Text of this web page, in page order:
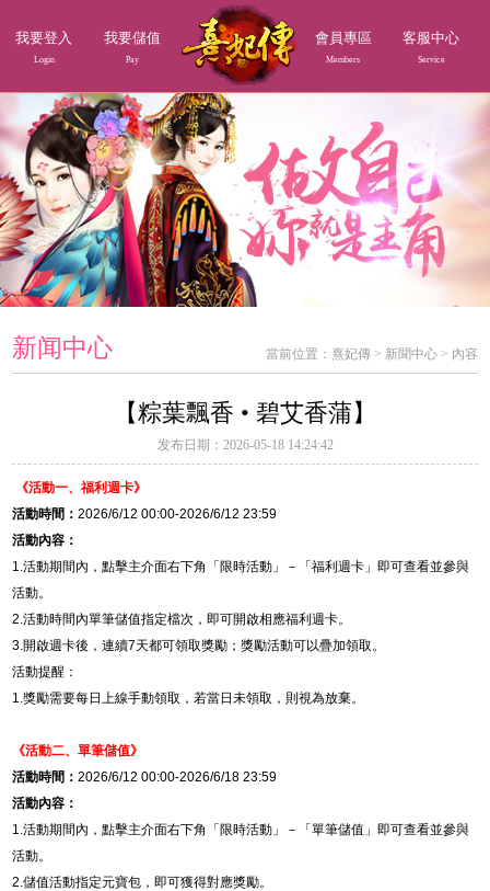
我要登入
Login
我要儲值
Pay
會員專區
Members
客服中心
Service
新闻中心 當前位置： 熹妃傳> 新聞中心> 內容
【粽葉飄香 • 碧艾香蒲】
发布日期：2026-05-18 14:24:42
《活動一、福利週卡》
活動時間：2026/6/12 00:00-2026/6/12 23:59
活動內容：
1.活動期間內，點擊主介面右下角「限時活動」－「福利週卡」即可查看並參與
活動。
2.活動時間內單筆儲值指定檔次，即可開啟相應福利週卡。
3.開啟週卡後，連續7天都可領取獎勵；獎勵活動可以疊加領取。
活動提醒：
1.獎勵需要每日上線手動領取，若當日未領取，則視為放棄。
《活動二、單筆儲值》
活動時間：2026/6/12 00:00-2026/6/18 23:59
活動內容：
1.活動期間內，點擊主介面右下角「限時活動」－「單筆儲值」即可查看並參與
活動。
2.儲值活動指定元寶包，即可獲得對應獎勵。